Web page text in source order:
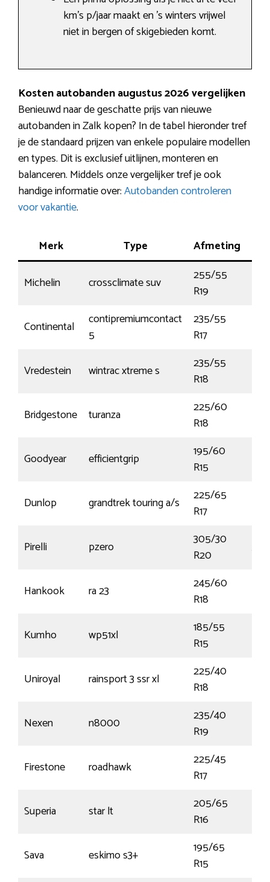
km’s p/jaar maakt en ’s winters vrijwel
niet in bergen of skigebieden komt.
Kosten autobanden augustus 2026 vergelijken
Benieuwd naar de geschatte prijs van nieuwe
autobanden in Zalk kopen? In de tabel hieronder tref
je de standaard prijzen van enkele populaire modellen
en types. Dit is exclusief uitlijnen, monteren en
balanceren. Middels onze vergelijker tref je ook
handige informatie over:Autobanden controleren
voor vakantie.
Merk Type Afmeting
Michelin crossclimate suv
255/55
R19
Continental
contipremiumcontact
5
235/55
R17
Vredestein wintrac xtreme s
235/55
R18
Bridgestone turanza
225/60
R18
Goodyear efficientgrip
195/60
R15
Dunlop grandtrek touring a/s
225/65
R17
Pirelli pzero
305/30
R20
Hankook ra 23
245/60
R18
Kumho wp51xl
185/55
R15
Uniroyal rainsport 3 ssr xl
225/40
R18
Nexen n8000
235/40
R19
Firestone roadhawk
225/45
R17
Superia star lt
205/65
R16
Sava eskimo s3+
195/65
R15